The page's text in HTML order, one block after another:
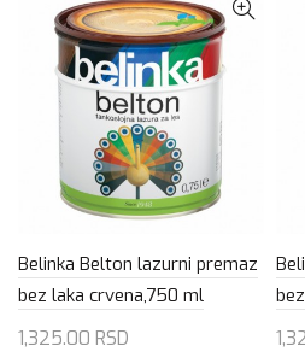
Belinka Belton lazurni premaz
bez laka crvena,750 ml
1,325.00 RSD